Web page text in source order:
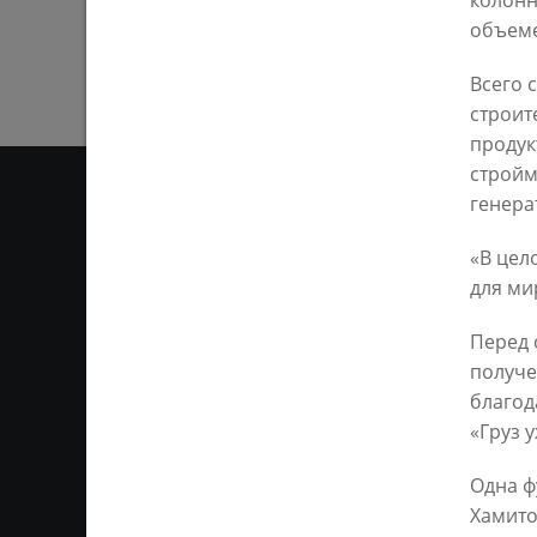
Всего
«В
для
Перед
«Груз
Одна
ЛИЧНОЕ
Ответственным за
Казань KZN.RU». Все
сети Интернет или на
ретрансляции
ссылка).